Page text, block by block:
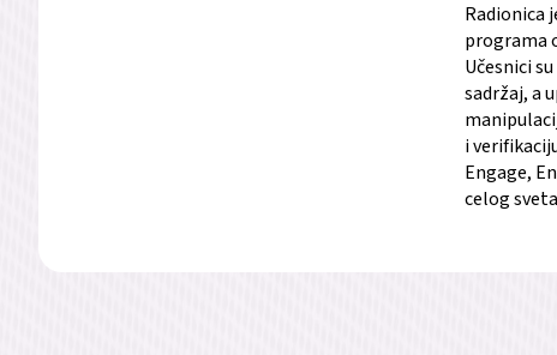
Radionica
programa
Učesnici
sadržaj, a
i
Engage,
celog